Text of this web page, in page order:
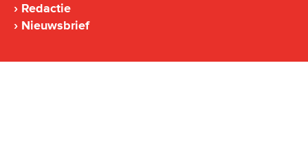
Redactie
Nieuwsbrief